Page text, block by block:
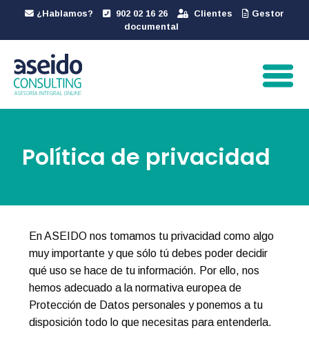
¿Hablamos? 902 02 16 26 Clientes
Gestor
documental
Política de privacidad
En ASEIDO nos tomamos tu privacidad como algo
muy importante y que sólo tú debes poder decidir
qué uso se hace de tu información. Por ello, nos
hemos adecuado a la normativa europea de
Protección de Datos personales y ponemos a tu
disposición todo lo que necesitas para entenderla.